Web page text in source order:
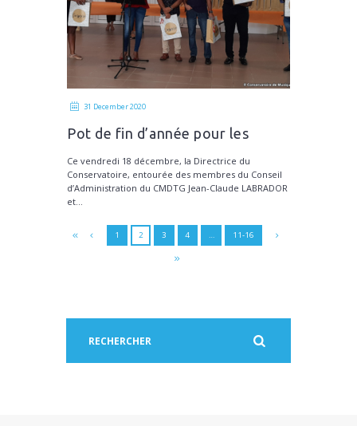
31 December 2020
Pot de fin d’année pour les
Ce vendredi 18 décembre, la Directrice du
Conservatoire, entourée des membres du Conseil
d’Administration du CMDTG Jean-Claude LABRADOR
et...
1 2 3 4 … 11-16